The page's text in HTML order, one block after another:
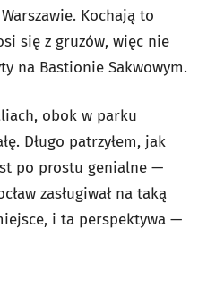
Kochają to
się z gruzów, więc nie
na Bastionie Sakwowym.
obok w parku
Długo patrzyłem, jak
po prostu genialne —
zasługiwał na taką
i ta perspektywa —